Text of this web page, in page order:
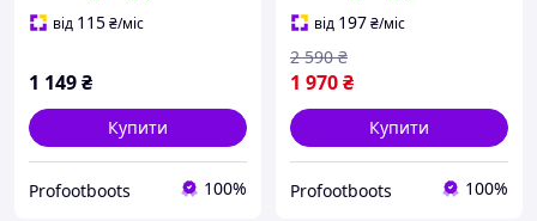
від 115₴/міс
1 149₴
Купити
Profootboots 100%
від 197₴/міс
1 970₴
2 590 ₴
Купити
Profootboots 100%